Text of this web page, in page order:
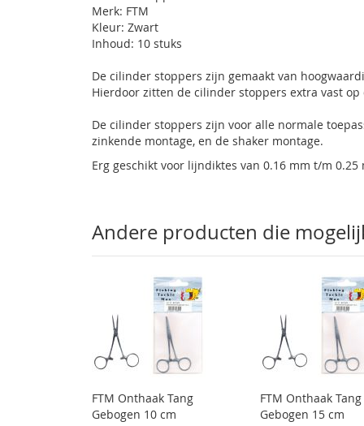
Merk: FTM
Kleur: Zwart
Inhoud: 10 stuks
De cilinder stoppers zijn gemaakt van
Hierdoor zitten de cilinder stoppers extra vast op
De cilinder stoppers zijn voor alle normale
zinkende montage, en de shaker montage.
Erg geschikt voor lijndiktes van 0.16 mm t/m 0.25
Andere producten die
FTM Onthaak Tang
Gebogen 10 cm
FTM Onthaak Tang
Gebogen 15 cm